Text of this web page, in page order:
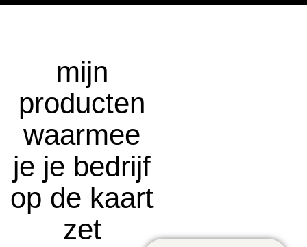
mijn
producten
waarmee
je je bedrijf
op de kaart
zet